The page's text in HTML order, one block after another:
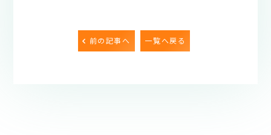
前の記事へ 一覧へ戻る